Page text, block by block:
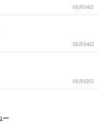
05月04日
05月04日
05月02日
ー